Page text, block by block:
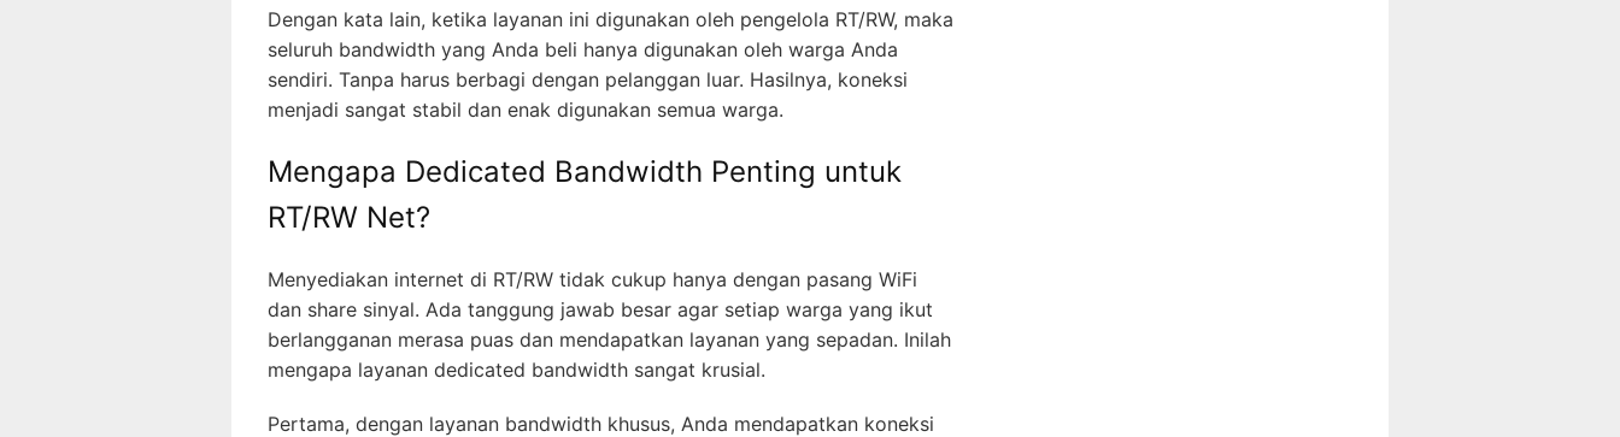
Dengan kata lain, ketika layanan ini digunakan oleh pengelola RT/RW, maka
seluruh bandwidth yang Anda beli hanya digunakan oleh warga Anda
sendiri. Tanpa harus berbagi dengan pelanggan luar. Hasilnya, koneksi
menjadi sangat stabil dan enak digunakan semua warga.
Mengapa Dedicated Bandwidth Penting untuk
RT/RW Net?
Menyediakan internet di RT/RW tidak cukup hanya dengan pasang WiFi
dan share sinyal. Ada tanggung jawab besar agar setiap warga yang ikut
berlangganan merasa puas dan mendapatkan layanan yang sepadan. Inilah
mengapa layanan dedicated bandwidth sangat krusial.
Pertama, dengan layanan bandwidth khusus, Anda mendapatkan koneksi